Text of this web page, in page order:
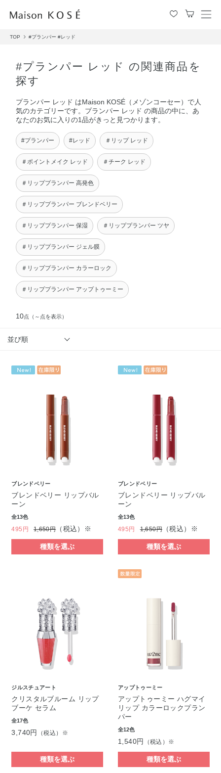
メ
TOP #プランパー #レッド
#プランパー レッド の関連商品を
探す
プランパー レッド はMaison KOSÉ（メゾンコーセー）で人
気のカテゴリーです。プランパー レッド の商品の中に、あ
なたのお気に入りの1品がきっと見つかります。
#プランパー #レッド ＃リップ レッド
＃ポイントメイク レッド ＃チーク レッド
＃リッププランパー 高発色
＃リッププランパー ブレンドベリー
＃リッププランパー 保湿 ＃リッププランパー ツヤ
＃リッププランパー ジェル膜
＃リッププランパー カラーロック
＃リッププランパー アップトゥーミー
10点 （～点を表示）
並び順
ブレンドベリー
ブレンドベリー リップバル
ーン
全13色
495円 1,650円（税込）※
種類を選ぶ
ブレンドベリー
ブレンドベリー リップバル
ーン
全13色
495円 1,650円（税込）※
種類を選ぶ
ジルスチュアート
クリスタルブルーム リップ
ブーケ セラム
全17色
3,740円 （税込）※
種類を選ぶ
アップトゥーミー
アップトゥーミー ハグマイ
リップ カラーロックプラン
パー
全12色
1,540円 （税込）※
種類を選ぶ